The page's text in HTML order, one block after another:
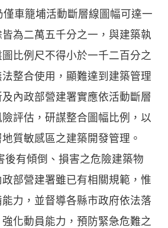
車籠埔活動斷層線圖幅可達一
為二萬五千分之一，與建築執
比例尺不得小於一千二百分之
整合使用，顯難達到建築管理
內政部營建署實應依活動斷層
評估，研謀整合圖幅比例，以
質敏感區之建築開發管理。
後有傾倒、損害之危險建築物
部營建署雖已有相關規範，惟
力，並督導各縣市政府依法落
化動員能力，預防緊急危難之